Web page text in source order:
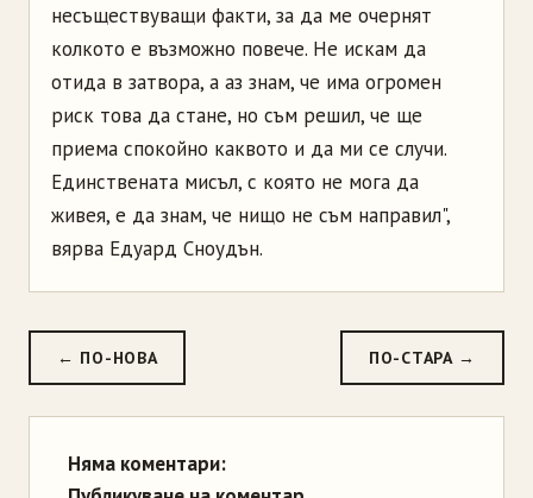
несъществуващи факти, за да ме очернят
колкото е възможно повече. Не искам да
отида в затвора, а аз знам, че има огромен
риск това да стане, но съм решил, че ще
приема спокойно каквото и да ми се случи.
Единствената мисъл, с която не мога да
живея, е да знам, че нищо не съм направил",
вярва Едуард Сноудън.
← ПО-НОВА ПО-СТАРА →
Няма коментари: